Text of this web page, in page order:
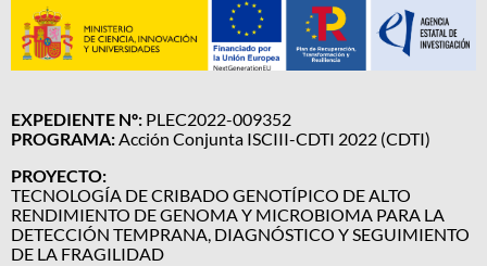
EXPEDIENTE Nº: PLEC2022-009352
PROGRAMA: Acción Conjunta ISCIII-CDTI 2022 (CDTI)
PROYECTO:
TECNOLOGÍA DE CRIBADO GENOTÍPICO DE ALTO
RENDIMIENTO DE GENOMA Y MICROBIOMA PARA LA
DETECCIÓN TEMPRANA, DIAGNÓSTICO Y SEGUIMIENTO
DE LA FRAGILIDAD